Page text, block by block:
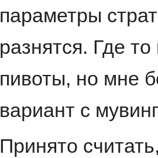
параметры
разнятся. Где
пивоты, но мне
вариант с
Принято